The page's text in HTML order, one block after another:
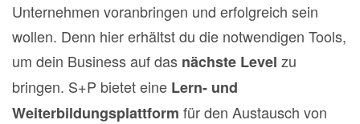
Unternehmen voranbringen und erfolgreich sein
wollen. Denn hier erhältst du die notwendigen Tools,
um dein Business auf das nächste Level zu
bringen. S+P bietet eine Lern- und
Weiterbildungsplattform für den Austausch von